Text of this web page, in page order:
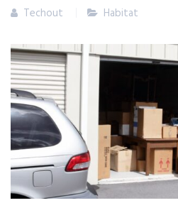
Techout Habitat